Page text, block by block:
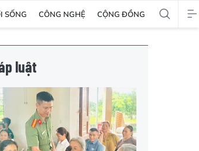
SỐNG CÔNG NGHỆ CỘNG ĐỒNG
luật